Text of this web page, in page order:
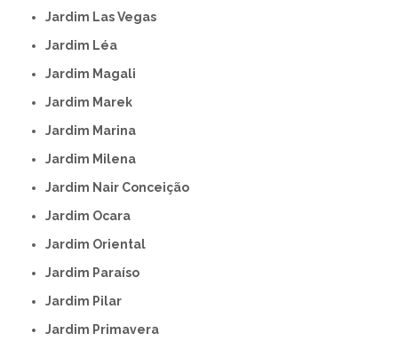
Jardim Las Vegas
Jardim Léa
Jardim Magali
Jardim Marek
Jardim Marina
Jardim Milena
Jardim Nair Conceição
Jardim Ocara
Jardim Oriental
Jardim Paraíso
Jardim Pilar
Jardim Primavera